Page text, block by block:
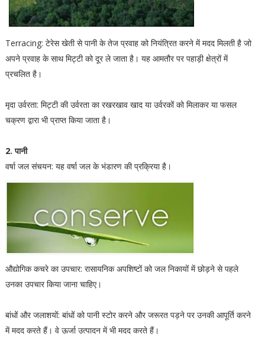
Terracing: टेरेस खेती से पानी के तेज प्रवाह को नियंत्रित करने में मदद मिलती है जो
अपने प्रवाह के साथ मिट्टी को दूर ले जाता है। यह आमतौर पर पहाड़ी क्षेत्रों में
प्रचलित है।
मृदा उर्वरता: मिट्टी की उर्वरता का रखरखाव खाद या उर्वरकों को मिलाकर या फसल
चक्रण द्वारा भी प्राप्त किया जाता है।
2. पानी
वर्षा जल संचयन: यह वर्षा जल के भंडारण की प्रक्रिया है।
औद्योगिक कचरे का उपचार: रासायनिक अपशिष्टों को जल निकायों में छोड़ने से पहले
उनका उपचार किया जाना चाहिए।
बांधों और जलाशयों: बांधों को पानी स्टोर करने और जरूरत पड़ने पर उनकी आपूर्ति करने
में मदद करते हैं। वे ऊर्जा उत्पादन में भी मदद करते हैं।